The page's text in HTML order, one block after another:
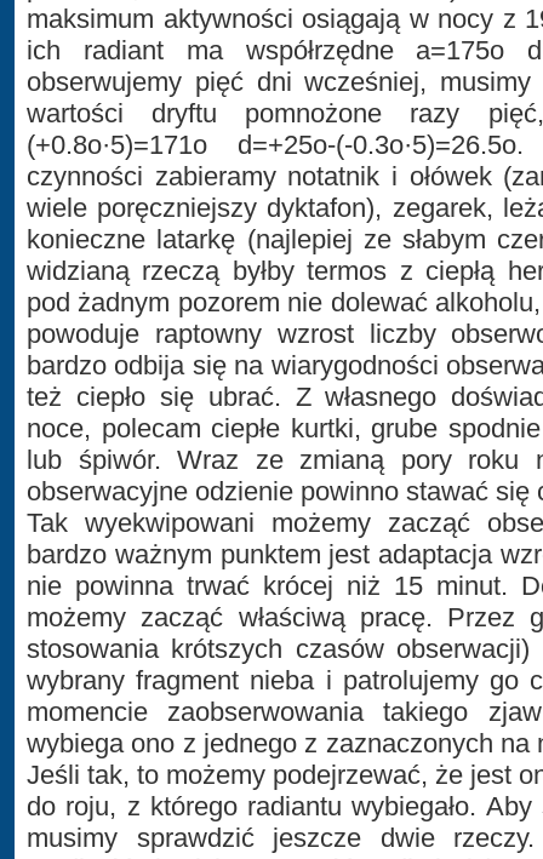
maksimum aktywności osiągają w nocy z
ich radiant ma współrzędne a=175o
obserwujemy pięć dni wcześniej,
wartości dryftu pomnożone razy
(+0.8o·5)=171o d=+25o-(-
czynności zabieramy notatnik i ołówek
wiele poręczniejszy dyktafon), zegarek,
konieczne latarkę (najlepiej ze słabym
widzianą rzeczą byłby termos z ciepłą
pod żadnym pozorem nie dolewać
powoduje raptowny wzrost liczby
bardzo odbija się na wiarygodności
też ciepło się ubrać. Z własnego
noce, polecam ciepłe kurtki, grube
lub śpiwór. Wraz ze zmianą pory roku
obserwacyjne odzienie powinno stawać się
Tak wyekwipowani możemy zacząć
bardzo ważnym punktem jest adaptacja
nie powinna trwać krócej niż 15 minut.
możemy zacząć właściwą pracę. Przez
stosowania krótszych czasów
wybrany fragment nieba i patrolujemy go
momencie zaobserwowania takiego
wybiega ono z jednego z zaznaczonych na
Jeśli tak, to możemy podejrzewać, że jest
do roju, z którego radiantu wybiegało.
musimy sprawdzić jeszcze dwie